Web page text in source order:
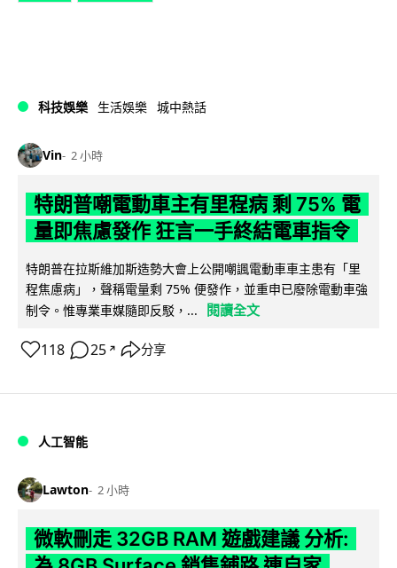
科技娛樂 生活娛樂 城中熱話
Vin 2 小時
特朗普嘲電動車主有里程病 剩 75% 電
量即焦慮發作 狂言一手終結電車指令
特朗普在拉斯維加斯造勢大會上公開嘲諷電動車車主患有「里
程焦慮病」，聲稱電量剩 75% 便發作，並重申已廢除電動車強
制令。惟專業車媒隨即反駁，...
閱讀全文
118 25 ↗ 分享
人工智能
Lawton 2 小時
微軟刪走 32GB RAM 遊戲建議 分析: